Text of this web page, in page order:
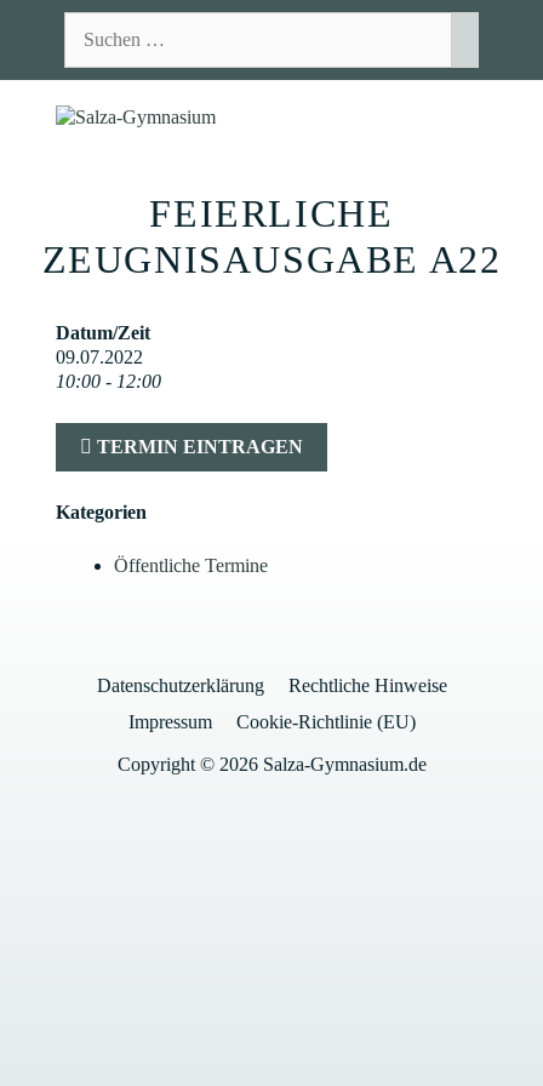
nach:
FEIERLICHE
ZEUGNISAUSGABE A22
Datum/Zeit
09.07.2022
10:00 - 12:00
TERMIN EINTRAGEN
Kategorien
Öffentliche Termine
Datenschutzerklärung
Rechtliche Hinweise
Impressum
Cookie-Richtlinie (EU)
Copyright © 2026 Salza-Gymnasium.de